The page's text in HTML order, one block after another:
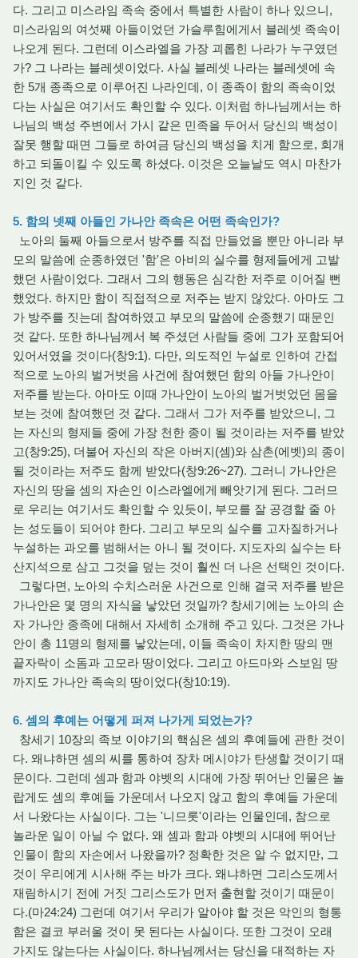
다. 그리고 미스라임 족속 중에서 특별한 사람이 하나 있으니,
미스라임의 여섯째 아들이었던 가슬루힘에게서 블레셋 족속이
나오게 된다. 그런데 이스라엘을 가장 괴롭힌 나라가 누구였던
가? 그 나라는 블레셋이었다. 사실 블레셋 나라는 블레셋에 속
한 5개 종족으로 이루어진 나라인데, 이 종족이 함의 족속이었
다는 사실은 여기서도 확인할 수 있다. 이처럼 하나님께서는 하
나님의 백성 주변에서 가시 같은 민족을 두어서 당신의 백성이
잘못 행할 때면 그들로 하여금 당신의 백성을 치게 함으로, 회개
하고 되돌이킬 수 있도록 하셨다. 이것은 오늘날도 역시 마찬가
지인 것 같다.
5. 함의 넷째 아들인 가나안 족속은 어떤 족속인가?
노아의 둘째 아들으로서 방주를 직접 만들었을 뿐만 아니라 부
모의 말씀에 순종하였던 '함'은 아비의 실수를 형제들에게 고발
했던 사람이었다. 그래서 그의 행동은 심각한 저주로 이어질 뻔
했었다. 하지만 함이 직접적으로 저주는 받지 않았다. 아마도 그
가 방주를 짓는데 참여하였고 부모의 말씀에 순종했기 때문인
것 같다. 또한 하나님께서 복 주셨던 사람들 중에 그가 포함되어
있어서였을 것이다(창9:1). 다만, 의도적인 누설로 인하여 간접
적으로 노아의 벌거벗음 사건에 참여했던 함의 아들 가나안이
저주를 받는다. 아마도 이때 가나안이 노아의 벌거벗었던 몸을
보는 것에 참여했던 것 같다. 그래서 그가 저주를 받았으니, 그
는 자신의 형제들 중에 가장 천한 종이 될 것이라는 저주를 받았
고(창9:25), 더불어 자신의 작은 아버지(셈)와 삼촌(에벳)의 종이
될 것이라는 저주도 함께 받았다(창9:26~27). 그러니 가나안은
자신의 땅을 셈의 자손인 이스라엘에게 빼앗기게 된다. 그러므
로 우리는 여기서도 확인할 수 있듯이, 부모를 잘 공경할 줄 아
는 성도들이 되어야 한다. 그리고 부모의 실수를 고자질하거나
누설하는 과오를 범해서는 아니 될 것이다. 지도자의 실수는 타
산지석으로 삼고 그것을 덮는 것이 훨씬 더 나은 선택인 것이다.
그렇다면, 노아의 수치스러운 사건으로 인해 결국 저주를 받은
가나안은 몇 명의 자식을 낳았던 것일까? 창세기에는 노아의 손
자 가나안 종족에 대해서 자세히 소개해 주고 있다. 그것은 가나
안이 총 11명의 형제를 낳았는데, 이들 족속이 차지한 땅의 맨
끝자락이 소돔과 고모라 땅이었다. 그리고 아드마와 스보임 땅
까지도 가나안 족속의 땅이었다(창10:19).
6. 셈의 후예는 어떻게 퍼져 나가게 되었는가?
창세기 10장의 족보 이야기의 핵심은 셈의 후예들에 관한 것이
다. 왜냐하면 셈의 씨를 통하여 장차 메시야가 탄생할 것이기 때
문이다. 그런데 셈과 함과 야벳의 시대에 가장 뛰어난 인물은 놀
랍게도 셈의 후예들 가운데서 나오지 않고 함의 후예들 가운데
서 나왔다는 사실이다. 그는 '니므롯'이라는 인물인데, 참으로
놀라운 일이 아닐 수 없다. 왜 셈과 함과 야벳의 시대에 뛰어난
인물이 함의 자손에서 나왔을까? 정확한 것은 알 수 없지만, 그
것이 우리에게 시사해 주는 바가 크다. 왜냐하면 그리스도께서
재림하시기 전에 거짓 그리스도가 먼저 출현할 것이기 때문이
다.(마24:24) 그런데 여기서 우리가 알아야 할 것은 악인의 형통
함은 결코 부러울 것이 못 된다는 사실이다. 또한 그것이 오래
가지도 않는다는 사실이다. 하나님께서는 당신을 대적하는 자